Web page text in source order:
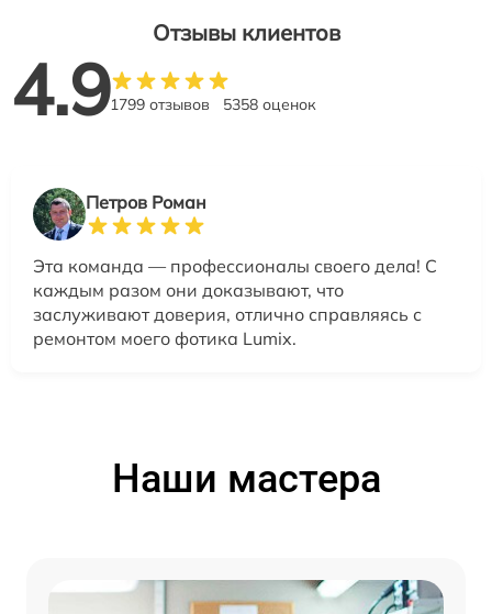
Отзывы клиентов
4.91799 отзывов 5358 оценок
Петров Роман
Эта команда — профессионалы своего дела! С
каждым разом они доказывают, что
заслуживают доверия, отлично справляясь с
ремонтом моего фотика Lumix.
Наши мастера